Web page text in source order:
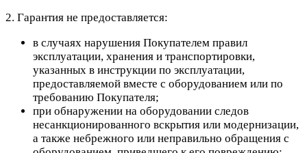
2. Гарантия не предоставляется:
в случаях нарушения Покупателем правил
эксплуатации, хранения и транспортировки,
указанных в инструкции по эксплуатации,
предоставляемой вместе с оборудованием или по
требованию Покупателя;
при обнаружении на оборудовании следов
несанкционированного вскрытия или модернизации,
а также небрежного или неправильно обращения с